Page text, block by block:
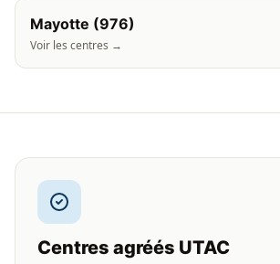
Mayotte (976)
Voir les centres →
Centres agréés UTAC